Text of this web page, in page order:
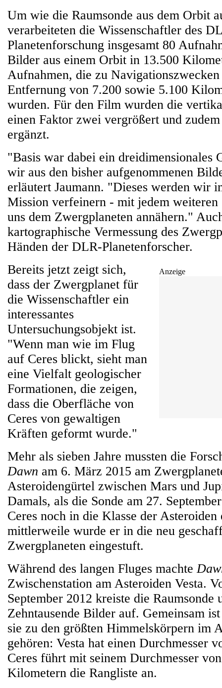
Um wie die Raumsonde aus dem Orbit
verarbeiteten die Wissenschaftler des
Planetenforschung insgesamt 80
Bilder aus einem Orbit in 13.500
Aufnahmen, die zu Navigationszwecken
Entfernung von 7.200 sowie 5.100
wurden. Für den Film wurden die
einen Faktor zwei vergrößert und
ergänzt.
"Basis war dabei ein dreidimensionales
wir aus den bisher aufgenommenen
erläutert Jaumann. "Dieses werden wir
Mission verfeinern - mit jedem
uns dem Zwergplaneten annähern."
kartographische Vermessung des
Händen der DLR-Planetenforscher.
Anzeige
Bereits jetzt zeigt sich,
dass der Zwergplanet für
die Wissenschaftler ein
interessantes
Untersuchungsobjekt ist.
"Wenn man wie im Flug
auf Ceres blickt, sieht man
eine Vielfalt geologischer
Formationen, die zeigen,
dass die Oberfläche von
Ceres von gewaltigen
Kräften geformt wurde."
Mehr als sieben Jahre mussten die
Dawn am 6. März 2015 am
Asteroidengürtel zwischen Mars und
Damals, als die Sonde am 27.
Ceres noch in die Klasse der
mittlerweile wurde er in die neu
Zwergplaneten eingestuft.
Während des langen Fluges machte
Zwischenstation am Asteroiden Vesta.
September 2012 kreiste die Raumsonde
Zehntausende Bilder auf. Gemeinsam
sie zu den größten Himmelskörpern im
gehören: Vesta hat einen Durchmesser
Ceres führt mit seinem Durchmesser
Kilometern die Rangliste an.